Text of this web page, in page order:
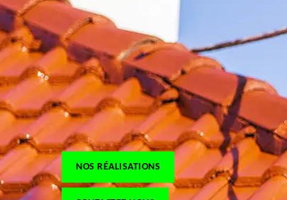
NOS RÉALISATIONS